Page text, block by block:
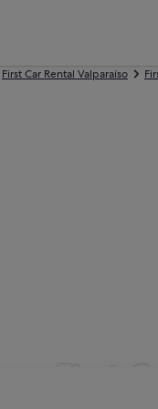
First Car Rental Valparaíso
First